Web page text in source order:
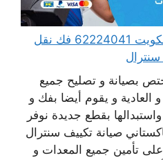
فني تكييف مركزي هندي الكويت 62224041 فك نقل
بصيانة و تصليح جميع
العادية و يقوم أيضا بفك و
بقطع جديدة نوفر
صيانة تكييف سنترال
على تأمين جميع المعدات و